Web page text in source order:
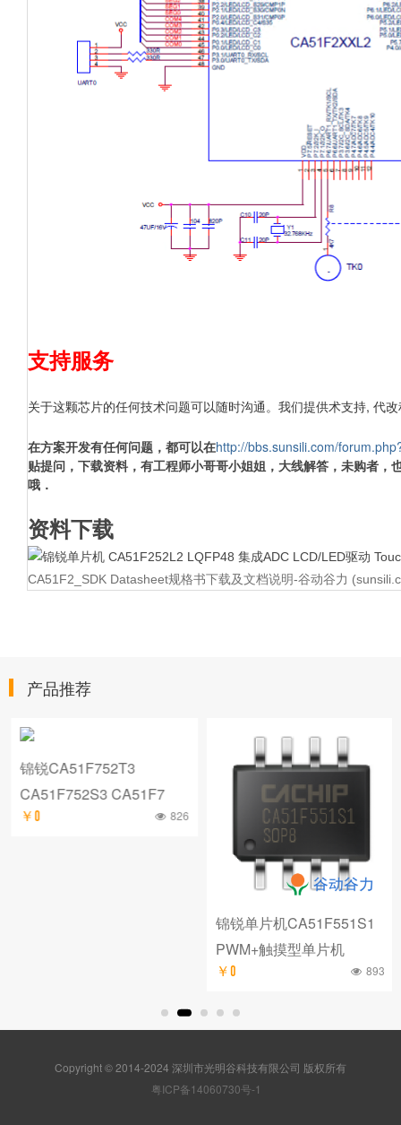
支持服务
关于这颗芯片的任何技术问题可以随时沟通。我们提供术支持, 代
在方案开发有任何问题，都可以在http://bbs.sunsili.com/
贴提问，下载资料，有工程师小哥哥小姐姐，大线解答，未购者
哦．
资料下载
CA51F2_SDK Datasheet规格书下载及文档说明-谷动谷力
产品推荐
锦锐CA51F752T3
CA51F752S3 CA51F7
￥0 826
锦锐单片机CA51F551S1
PWM+触摸型单片机
￥0 893
Copyright © 2014-2024 深圳市光明谷科技有限公司 版权所有
粤ICP备14060730号-1